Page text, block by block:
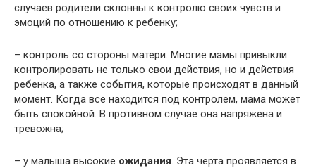
случаев родители склонны к контролю своих чувств и
эмоций по отношению к ребенку;
– контроль со стороны матери. Многие мамы привыкли
контролировать не только свои действия, но и действия
ребенка, а также события, которые происходят в данный
момент. Когда все находится под контролем, мама может
быть спокойной. В противном случае она напряжена и
тревожна;
– у малыша высокие ожидания . Эта черта проявляется в